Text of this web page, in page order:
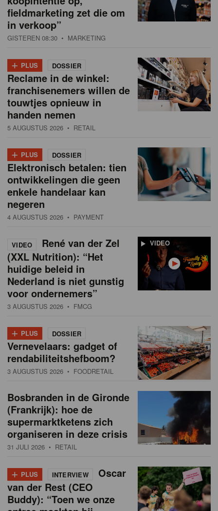
fieldmarketing zet die om
in verkoop”
GISTEREN 08:30 • MARKETING
+ PLUS DOSSIER
Reclame in de winkel:
franchisenemers willen de
touwtjes opnieuw in
handen nemen
5 AUGUSTUS 2026 • RETAIL
+ PLUS DOSSIER
Elektronisch betalen: tien
ontwikkelingen die geen
enkele handelaar kan
negeren
4 AUGUSTUS 2026 • PAYMENT
VIDEO
VIDEO
René van der Zel
(XXL Nutrition): “Het
huidige beleid in
Nederland is niet gunstig
voor ondernemers”
3 AUGUSTUS 2026 • FMCG
+ PLUS DOSSIER
Vernevelaars: gadget of
rendabiliteitshefboom?
3 AUGUSTUS 2026 • FOODRETAIL
Bosbranden in de Gironde
(Frankrijk): hoe de
supermarktketens zich
organiseren in deze crisis
31 JULI 2026 • RETAIL
+ PLUS INTERVIEW
Oscar
van der Rest (CEO
Buddy): “Toen we onze